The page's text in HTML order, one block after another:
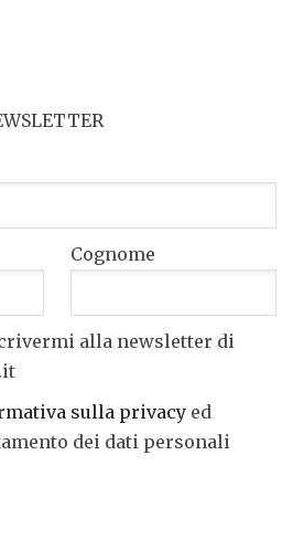
Cognome
alla newsletter di
sulla privacy ed
dei dati personali